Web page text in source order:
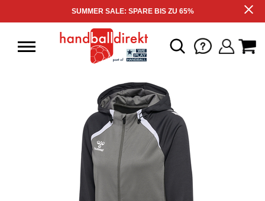
SUMMER SALE: SPARE BIS ZU 65%